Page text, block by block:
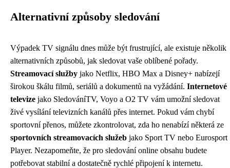
Alternativní způsoby sledování
Výpadek TV signálu dnes může být frustrující, ale existuje několik
alternativních způsobů, jak sledovat vaše oblíbené pořady.
Streamovací služby jako Netflix, HBO Max a Disney+ nabízejí
širokou škálu filmů, seriálů a dokumentů na vyžádání. Internetové
televize jako SledováníTV, Voyo a O2 TV vám umožní sledovat
živé vysílání televizních kanálů přes internet. Pokud vám chybí
sportovní přenos, můžete zkontrolovat, zda ho nenabízí některá ze
sportovních streamovacích služeb jako Sport TV nebo Eurosport
Player. Nezapomeňte, že pro sledování online obsahu budete
potřebovat stabilní a dostatečně rychlé připojení k internetu.